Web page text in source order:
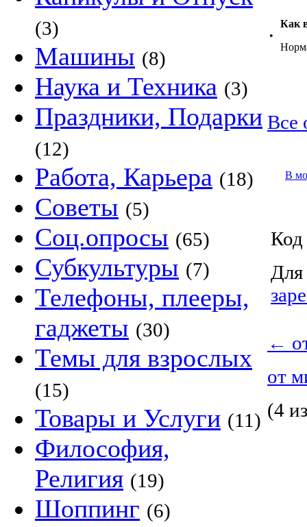
(3)
Машины (8)
Наука и Техника (3)
Праздники, Подарки
(12)
Работа, Карьера (18)
Советы (5)
Соц.опросы (65)
Субкультуры (7)
Телефоны, плееры,
гаджеты (30)
Темы для взрослых
(15)
Товары и Услуги (11)
Философия,
Религия (19)
Шоппинг (6)
•
Как
Все
В
Код
Для
←
от
(4